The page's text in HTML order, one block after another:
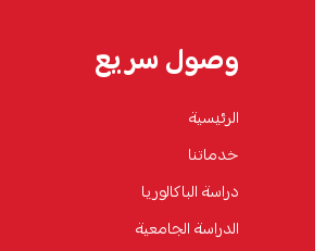
وصول سريع
الرئيسية
خدماتنا
دراسة الباكالوريا
الدراسة الجامعية